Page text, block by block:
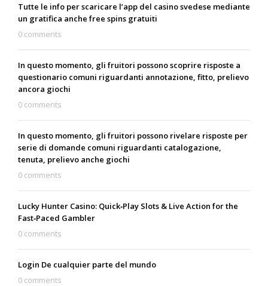
Tutte le info per scaricare l’app del casino svedese mediante
un gratifica anche free spins gratuiti
0 comments
In questo momento, gli fruitori possono scoprire risposte a
questionario comuni riguardanti annotazione, fitto, prelievo
ancora giochi
0 comments
In questo momento, gli fruitori possono rivelare risposte per
serie di domande comuni riguardanti catalogazione,
tenuta, prelievo anche giochi
0 comments
Lucky Hunter Casino: Quick‑Play Slots & Live Action for the
Fast‑Paced Gambler
0 comments
Login De cualquier parte del mundo
0 comments